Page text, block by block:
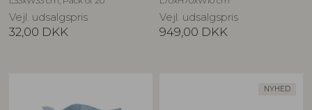
Vejl. udsalgspris
32,00 DKK
Vejl. udsalgspris
949,00 DKK
NYHED